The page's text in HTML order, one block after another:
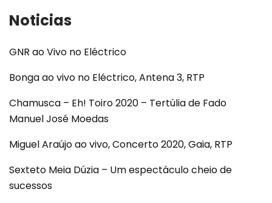
Noticias
GNR ao Vivo no Eléctrico
Bonga ao vivo no Eléctrico, Antena 3, RTP
Chamusca – Eh! Toiro 2020 – Tertúlia de Fado
Manuel José Moedas
Miguel Araújo ao vivo, Concerto 2020, Gaia, RTP
Sexteto Meia Dúzia – Um espectáculo cheio de
sucessos